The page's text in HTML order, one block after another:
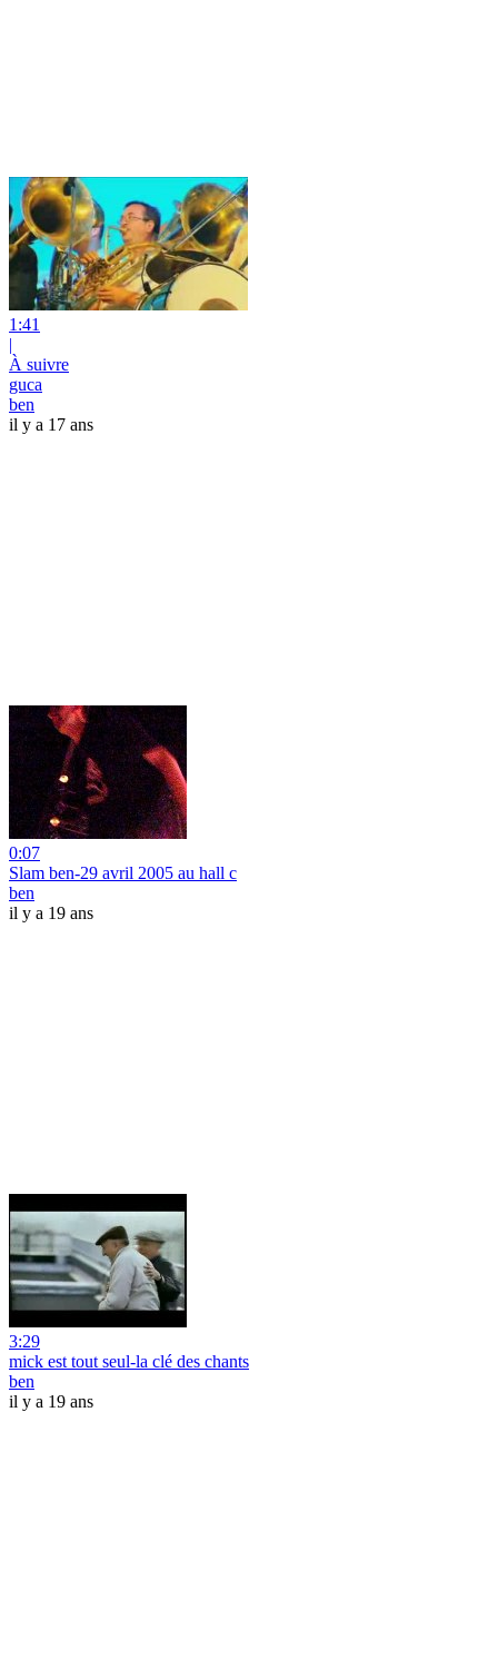
1:41
|
À suivre
guca
ben
il y a 17 ans
0:07
Slam ben-29 avril 2005 au hall c
ben
il y a 19 ans
3:29
mick est tout seul-la clé des chants
ben
il y a 19 ans